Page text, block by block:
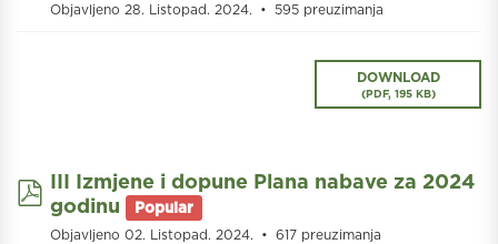
Objavljeno 28. Listopad. 2024. 595 preuzimanja
DOWNLOAD
(PDF, 195 KB)
pdf
III Izmjene i dopune Plana nabave za 2024
godinu
Popular
Objavljeno 02. Listopad. 2024. 617 preuzimanja